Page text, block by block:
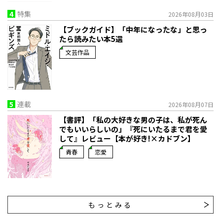
4 特集 2026年08月03日
【ブックガイド】「中年になったな」と思っ
たら読みたい本5選
文芸作品
5 連載 2026年08月07日
【書評】「私の大好きな男の子は、私が死ん
でもいいらしいの」――『死にいたるまで君を愛
して』レビュー【本が好き!×カドブン】
青春 恋愛
もっとみる